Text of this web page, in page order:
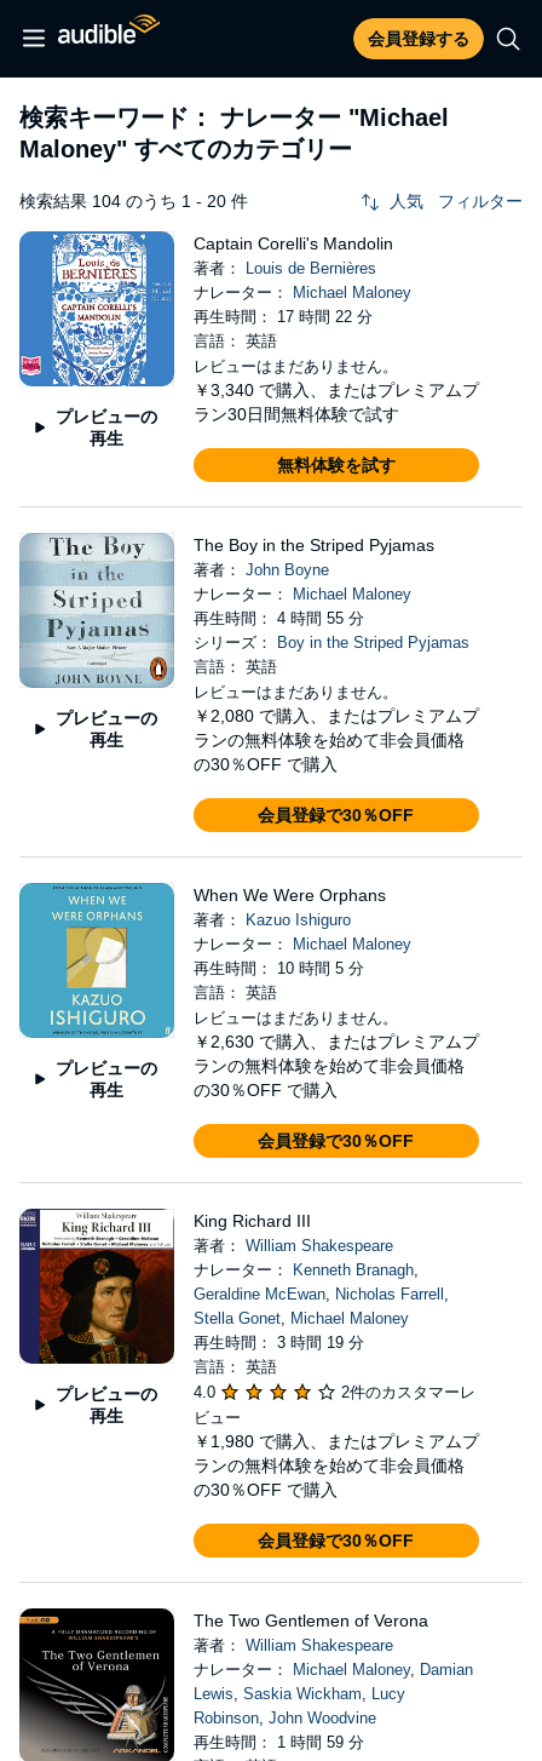
会員登録する
検索キーワード： ナレーター "Michael
Maloney" すべてのカテゴリー
検索結果 104 のうち 1 - 20 件 人気 フィルター
プレビューの
再生
Captain Corelli's Mandolin
著者：
Louis de Bernières
ナレーター：
Michael Maloney
再生時間： 17 時間 22 分
言語： 英語
レビューはまだありません。
￥3,340 で購入、またはプレミアムプ
ラン30日間無料体験で試す
無料体験を試す
プレビューの
再生
The Boy in the Striped Pyjamas
著者： John Boyne
ナレーター：
Michael Maloney
再生時間： 4 時間 55 分
シリーズ：
Boy in the Striped Pyjamas
言語： 英語
レビューはまだありません。
￥2,080 で購入、またはプレミアムプ
ランの無料体験を始めて非会員価格
の30％OFF で購入
会員登録で30％OFF
プレビューの
再生
When We Were Orphans
著者：
Kazuo Ishiguro
ナレーター：
Michael Maloney
再生時間： 10 時間 5 分
言語： 英語
レビューはまだありません。
￥2,630 で購入、またはプレミアムプ
ランの無料体験を始めて非会員価格
の30％OFF で購入
会員登録で30％OFF
プレビューの
再生
King Richard III
著者： William Shakespeare
ナレーター：
Kenneth Branagh,
Geraldine McEwan, Nicholas Farrell ,
Stella Gonet, Michael Maloney
再生時間： 3 時間 19 分
言語： 英語
4.0
2件のカスタマーレ
ビュー
￥1,980 で購入、またはプレミアムプ
ランの無料体験を始めて非会員価格
の30％OFF で購入
会員登録で30％OFF
The Two Gentlemen of Verona
著者： William Shakespeare
ナレーター：
Michael Maloney, Damian
Lewis, Saskia Wickham, Lucy
Robinson, John Woodvine
再生時間： 1 時間 59 分